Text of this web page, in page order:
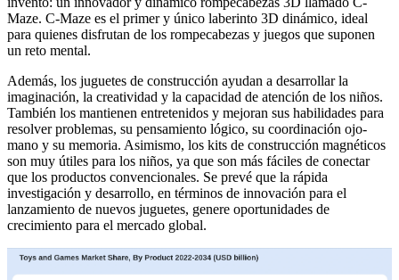
Maze. C-Maze es el primer y único laberinto 3D dinámico, ideal
para quienes disfrutan de los rompecabezas y juegos que suponen
un reto mental.
Además, los juguetes de construcción ayudan a desarrollar la
imaginación, la creatividad y la capacidad de atención de los niños.
También los mantienen entretenidos y mejoran sus habilidades para
resolver problemas, su pensamiento lógico, su coordinación ojo-
mano y su memoria. Asimismo, los kits de construcción magnéticos
son muy útiles para los niños, ya que son más fáciles de conectar
que los productos convencionales. Se prevé que la rápida
investigación y desarrollo, en términos de innovación para el
lanzamiento de nuevos juguetes, genere oportunidades de
crecimiento para el mercado global.